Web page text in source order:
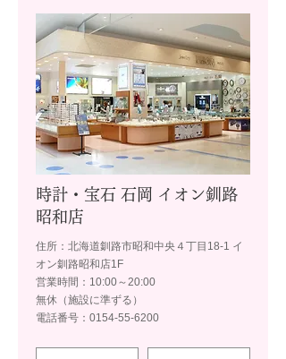
時計・宝石 石岡 イオン釧路
昭和店
住所：北海道釧路市昭和中央４丁目18-1 イ
オン釧路昭和店1F
営業時間：10:00～20:00
無休（施設に準ずる）
電話番号：0154-55-6200